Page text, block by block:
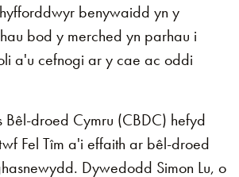
benywaidd yn y
bod y merched yn parhau i
a'u cefnogi ar y cae ac oddi
droed Cymru (CBDC) hefyd
Fel Tîm a'i effaith ar bêl-droed
Dywedodd Simon Lu, o